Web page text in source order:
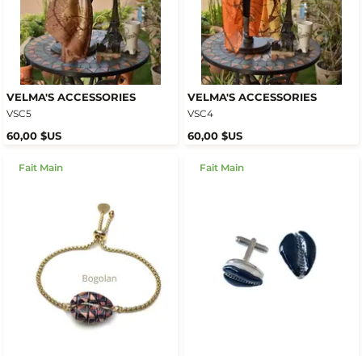
VELMA'S ACCESSORIES
VSC5
60,00 $US
VELMA'S ACCESSORIES
VSC4
60,00 $US
Fait Main Fait Main